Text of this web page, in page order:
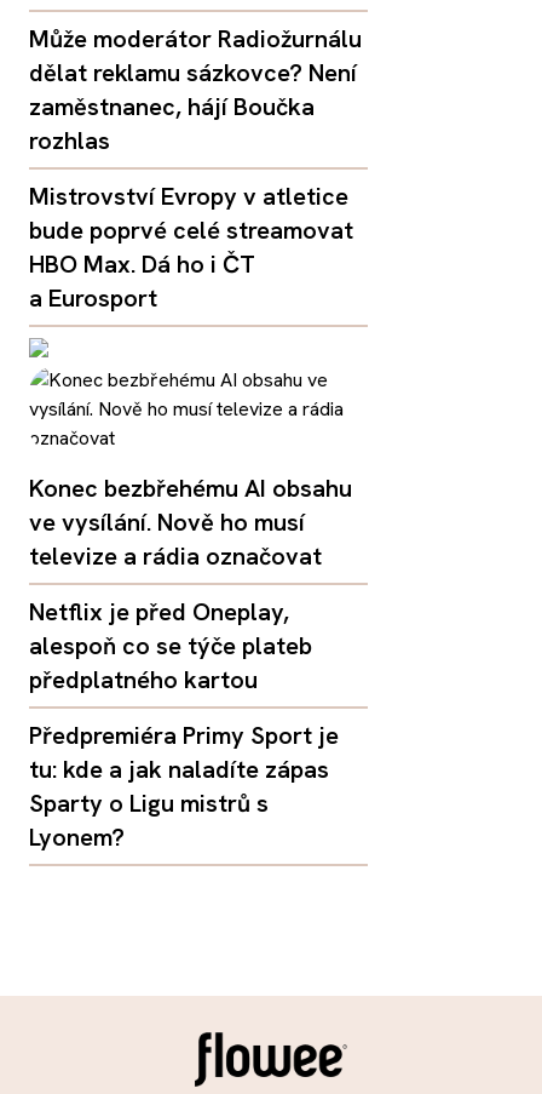
Může moderátor Radiožurnálu
dělat reklamu sázkovce? Není
zaměstnanec, hájí Boučka
rozhlas
Mistrovství Evropy v atletice
bude poprvé celé streamovat
HBO Max. Dá ho i ČT
a Eurosport
Konec bezbřehému AI obsahu
ve vysílání. Nově ho musí
televize a rádia označovat
Netflix je před Oneplay,
alespoň co se týče plateb
předplatného kartou
Předpremiéra Primy Sport je
tu: kde a jak naladíte zápas
Sparty o Ligu mistrů s
Lyonem?